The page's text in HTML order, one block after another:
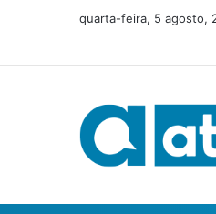
quarta-feira, 5 agosto,